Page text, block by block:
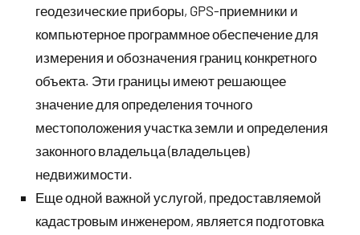
геодезические приборы, GPS-приемники и
компьютерное программное обеспечение для
измерения и обозначения границ конкретного
объекта. Эти границы имеют решающее
значение для определения точного
местоположения участка земли и определения
законного владельца (владельцев)
недвижимости.
Еще одной важной услугой, предоставляемой
кадастровым инженером, является подготовка